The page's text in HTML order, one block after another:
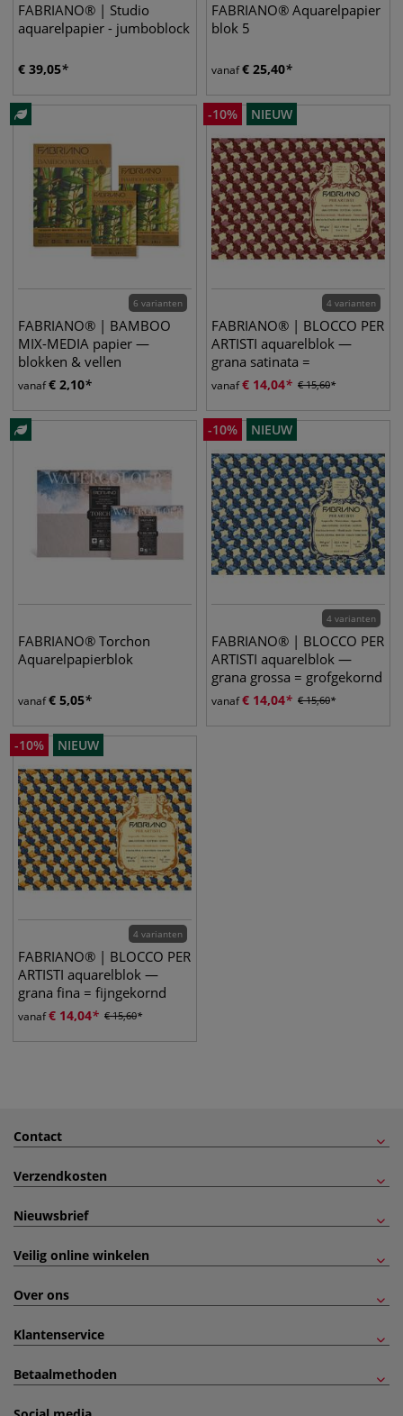
FABRIANO® | Studio
aquarelpapier - jumboblock
€ 39,05
FABRIANO® Aquarelpapier
blok 5
vanaf€ 25,40
6 varianten
FABRIANO® | BAMBOO
MIX-MEDIA papier —
blokken & vellen
vanaf€ 2,10
-10% NIEUW
4 varianten
FABRIANO® | BLOCCO PER
ARTISTI aquarelblok —
grana satinata =
gesatineerd
vanaf€ 14,04 €15,60
FABRIANO® Torchon
Aquarelpapierblok
vanaf€ 5,05
-10% NIEUW
4 varianten
FABRIANO® | BLOCCO PER
ARTISTI aquarelblok —
grana grossa = grofgekornd
vanaf€ 14,04 €15,60
-10% NIEUW
4 varianten
FABRIANO® | BLOCCO PER
ARTISTI aquarelblok —
grana fina = fijngekornd
vanaf€ 14,04 €15,60
Contact
Verzendkosten
Nieuwsbrief
Veilig online winkelen
Over ons
Klantenservice
Betaalmethoden